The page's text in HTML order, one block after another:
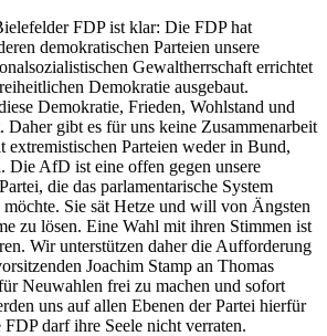
FDP ist klar: Die FDP hat
demokratischen Parteien unsere
Gewaltherrschaft errichtet
Demokratie ausgebaut.
Demokratie, Frieden, Wohlstand und
Daher gibt es für uns keine Zusammenarbeit
extremistischen Parteien weder in Bund,
Die AfD ist eine offen gegen unsere
die das parlamentarische System
möchte. Sie sät Hetze und will von Ängsten
zu lösen. Eine Wahl mit ihren Stimmen ist
Wir unterstützen daher die Aufforderung
Joachim Stamp an Thomas
Neuwahlen frei zu machen und sofort
uns auf allen Ebenen der Partei hierfür
darf ihre Seele nicht verraten.